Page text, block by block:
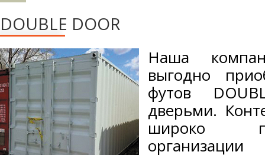
DOUBLE DOOR
Наша
выгодно
футов
дверьми.
широко